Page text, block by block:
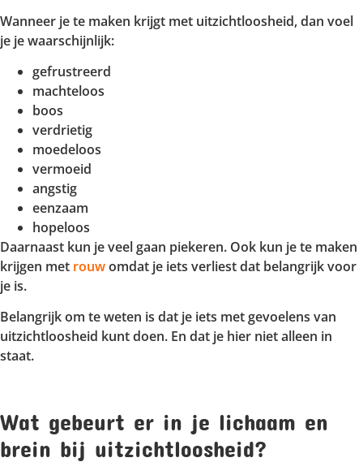
Wanneer je te maken krijgt met uitzichtloosheid, dan voel
je je waarschijnlijk:
gefrustreerd
machteloos
boos
verdrietig
moedeloos
vermoeid
angstig
eenzaam
hopeloos
Daarnaast kun je veel gaan piekeren. Ook kun je te maken
krijgen met rouwomdat je iets verliest dat belangrijk voor
je is.
Belangrijk om te weten is dat je iets met gevoelens van
uitzichtloosheid kunt doen. En dat je hier niet alleen in
staat.
Wat gebeurt er in je lichaam en
brein bij uitzichtloosheid?